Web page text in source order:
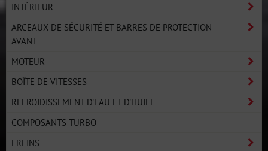
INTÉRIEUR
ARCEAUX DE SÉCURITÉ ET BARRES DE PROTECTION
AVANT
MOTEUR
BOÎTE DE VITESSES
REFROIDISSEMENT D'EAU ET D'HUILE
COMPOSANTS TURBO
FREINS